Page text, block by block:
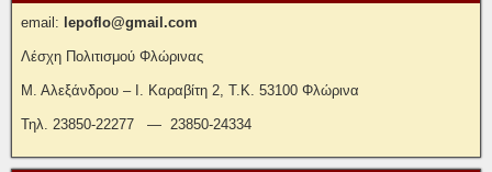
email: lepoflo@gmail.com
Λέσχη Πολιτισμού Φλώρινας
Μ. Αλεξάνδρου – Ι. Καραβίτη 2, Τ.Κ. 53100 Φλώρινα
Τηλ. 23850-22277 — 23850-24334